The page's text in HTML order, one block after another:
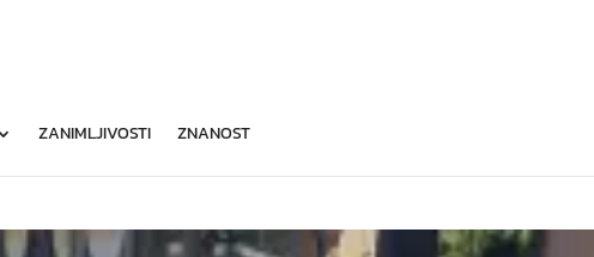
ZANIMLJIVOSTI ZNANOST